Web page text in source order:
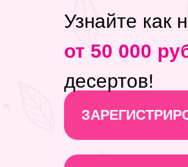
Узнайте как
от 50 000
десертов!